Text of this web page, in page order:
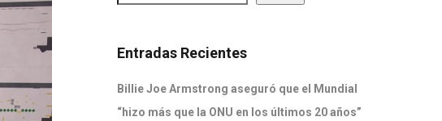
Entradas Recientes
Billie Joe Armstrong aseguró que el Mundial
“hizo más que la ONU en los últimos 20 años”